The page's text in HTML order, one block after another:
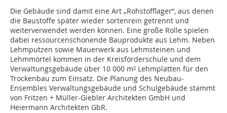
Die Gebäude sind damit eine Art „Rohstofflager“, aus denen
die Baustoffe später wieder sortenrein getrennt und
weiterverwendet werden können. Eine große Rolle spielen
dabei ressourcenschonende Bauprodukte aus Lehm. Neben
Lehmputzen sowie Mauerwerk aus Lehmsteinen und
Lehmmörtel kommen in der Kreisförderschule und dem
Verwaltungsgebäude über 10 000 m² Lehmplatten für den
Trockenbau zum Einsatz. Die Planung des Neubau-
Ensembles Verwaltungsgebäude und Schulgebäude stammt
von Fritzen + Müller-Giebler Architekten GmbH und
Heiermann Architekten GbR.